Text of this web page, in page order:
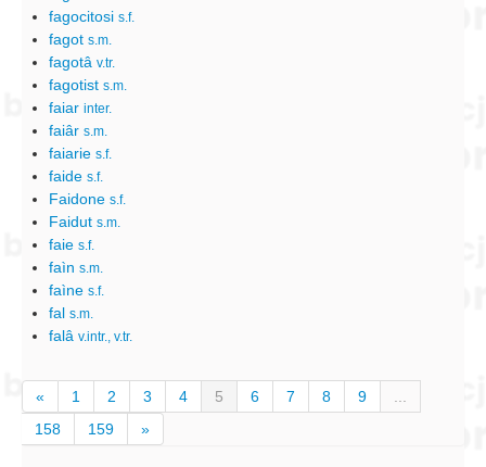
fagocitosi s.f.
fagot s.m.
fagotâ v.tr.
fagotist s.m.
faiar inter.
faiâr s.m.
faiarie s.f.
faide s.f.
Faidone s.f.
Faidut s.m.
faie s.f.
faìn s.m.
faìne s.f.
fal s.m.
falâ v.intr., v.tr.
« 1 2 3 4 5 6 7 8 9
158
159 »